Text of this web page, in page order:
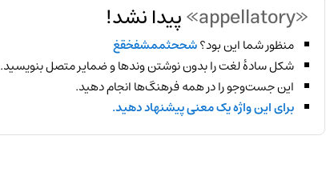
«appellatory» پیدا نشد!
منظور شما این بود؟شححثممشفخقغ
شکل سادهٔ لغت را بدون نوشتن وندها و ضمایر متصل بنویسید.
این جست‌وجو را در همه فرهنگ‌ها انجام دهید.
برای این واژه یک معنی پیشنهاد دهید.